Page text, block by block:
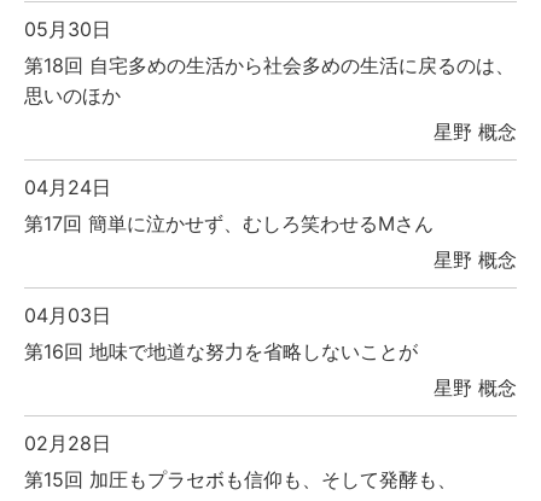
05月30日
第18回 自宅多めの生活から社会多めの生活に戻るのは、
思いのほか
星野 概念
04月24日
第17回 簡単に泣かせず、むしろ笑わせるMさん
星野 概念
04月03日
第16回 地味で地道な努力を省略しないことが
星野 概念
02月28日
第15回 加圧もプラセボも信仰も、そして発酵も、